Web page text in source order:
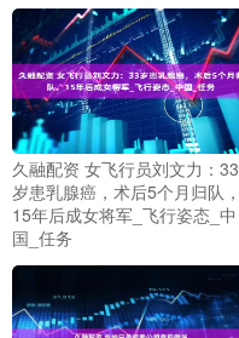
久融配资 女飞行员刘文力：33
岁患乳腺癌，术后5个月归队，
15年后成女将军_飞行姿态_中
国_任务